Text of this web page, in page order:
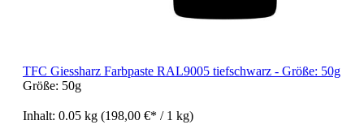
TFC Giessharz Farbpaste RAL9005 tiefschwarz - Größe: 50g
Größe: 50g
Inhalt: 0.05 kg (198,00 €* / 1 kg)